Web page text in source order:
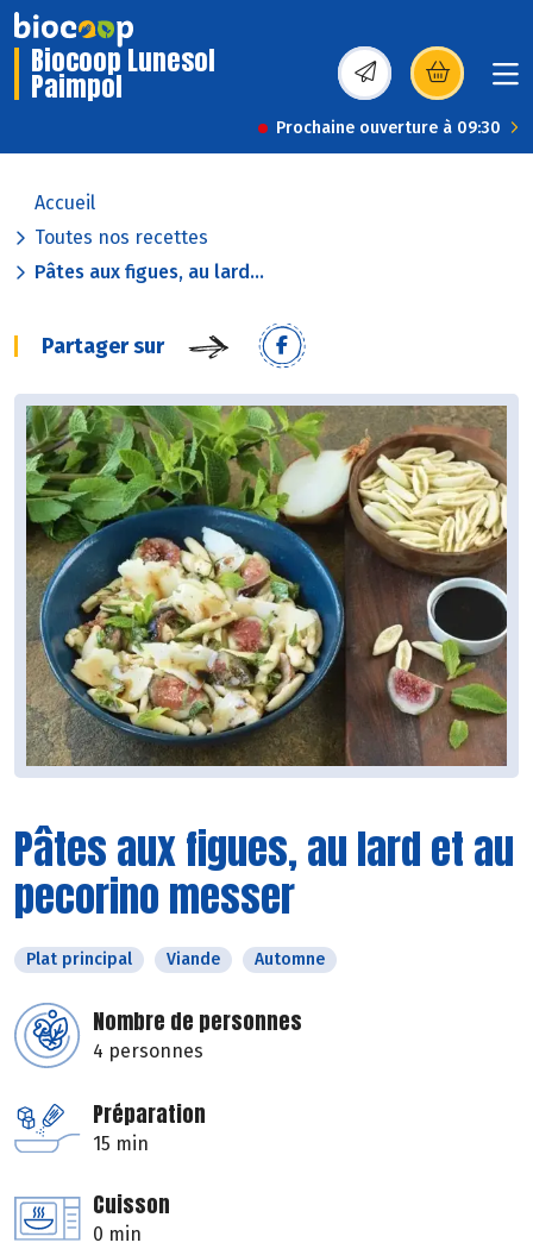
Biocoop Lunesol
Paimpol (s’ouvre dans une
Prochaine ouverture à 09:30
Accueil
Toutes nos recettes
Pâtes aux figues, au lard...
Partager sur
Pâtes aux figues, au lard et au
pecorino messer
Plat principal Viande Automne
Nombre de personnes
4 personnes
Préparation
15 min
Cuisson
0 min